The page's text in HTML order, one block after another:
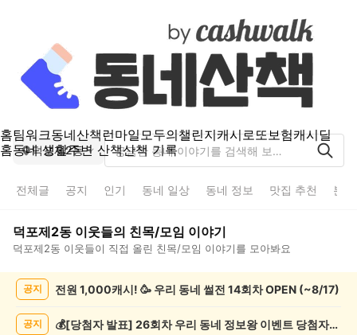
홈팀워크동네산책 런마일모두의챌린지캐시로또보험캐시딜
홈동네 생활주변 산책산책 기록
덕포제2동
전체글 공지 인기 동네 일상 동네 정보 맛집 추천 분
덕포제2동 이웃들의 친목/모임 이야기
덕포제2동 이웃들이 직접 올린 친목/모임 이야기를 모아봐요
공지 전원 1,000캐시! 🥳 우리 동네 썰전 14회차 OPEN (~8/17)
공지 💰[당첨자 발표] 26회차 우리 동네 정보왕 이벤트 당첨자를 발표합니다!